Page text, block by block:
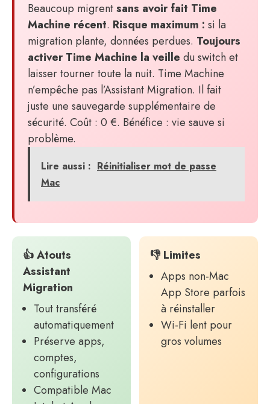
Beaucoup migrentsans avoir fait Time
Machine récent. Risque maximum : si la
migration plante, données perdues. Toujours
activer Time Machine la veille du switch et
laisser tourner toute la nuit. Time Machine
n’empêche pas l’Assistant Migration. Il fait
juste une sauvegarde supplémentaire de
sécurité. Coût : 0 €. Bénéfice : vie sauve si
problème.
Lire aussi : Réinitialiser mot de passe
Mac
👍 Atouts
Assistant
Migration
Tout transféré
automatiquement
Préserve apps,
comptes,
configurations
Compatible Mac
👎 Limites
Apps non-Mac
App Store parfois
à réinstaller
Wi-Fi lent pour
gros volumes